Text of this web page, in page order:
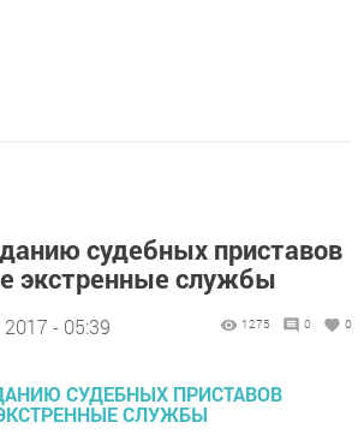
судебных приставов
экстренные службы
- 05:39 1275 0 0